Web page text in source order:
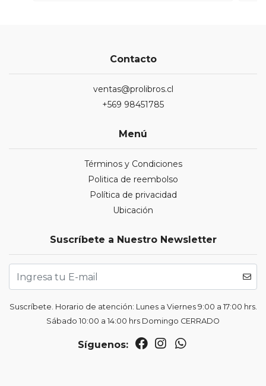
Contacto
ventas@prolibros.cl
+569 98451785
Menú
Términos y Condiciones
Politica de reembolso
Política de privacidad
Ubicación
Suscríbete a Nuestro Newsletter
Suscríbete. Horario de atención: Lunes a Viernes 9:00 a 17:00 hrs.
Sábado 10:00 a 14:00 hrs Domingo CERRADO
Síguenos: